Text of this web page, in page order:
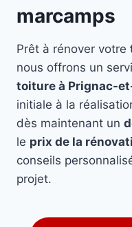
marcamps
Prêt à rénover votre
nous offrons un
toiture à Prignac-
initiale à la
dès maintenant un
le prix de la
conseils
projet.